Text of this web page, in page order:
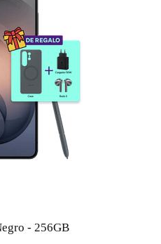
- 256GB